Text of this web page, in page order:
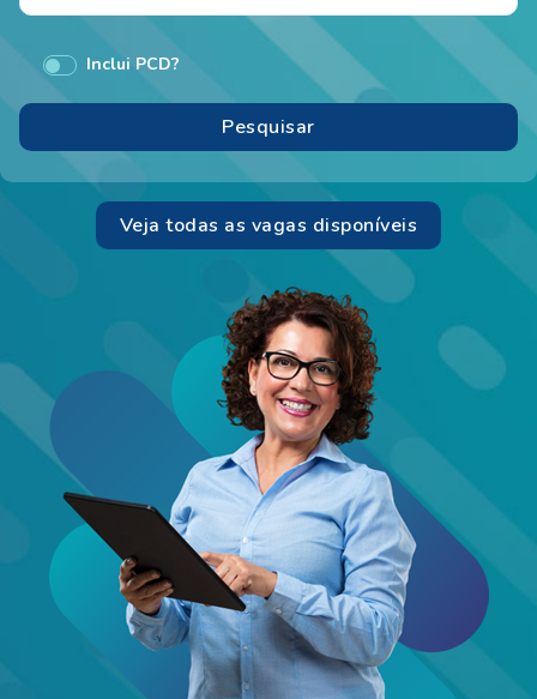
Inclui PCD?
Veja todas as vagas disponíveis